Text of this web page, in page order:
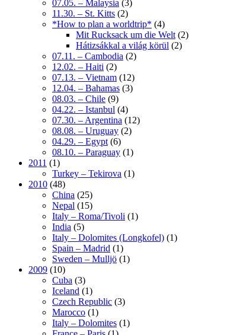
07.05. – Malaysia (3)
11.30. – St. Kitts (2)
*How to plan a worldtrip* (4)
Mit Rucksack um die Welt (2)
Hátizsákkal a világ körül (2)
07.11. – Cambodia (2)
12.02. – Haiti (2)
07.13. – Vietnam (12)
12.04. – Bahamas (3)
08.03. – Chile (9)
04.22. – Istanbul (4)
07.30. – Argentina (12)
08.08. – Uruguay (2)
04.29. – Egypt (6)
08.10. – Paraguay (1)
2011 (1)
Turkey – Tekirova (1)
2010 (48)
China (25)
Nepal (15)
Italy – Roma/Tivoli (1)
India (5)
Italy – Dolomites (Longkofel) (1)
Spain – Madrid (1)
Sweden – Mulljö (1)
2009 (10)
Cuba (3)
Iceland (1)
Czech Republic (3)
Marocco (1)
Italy – Dolomites (1)